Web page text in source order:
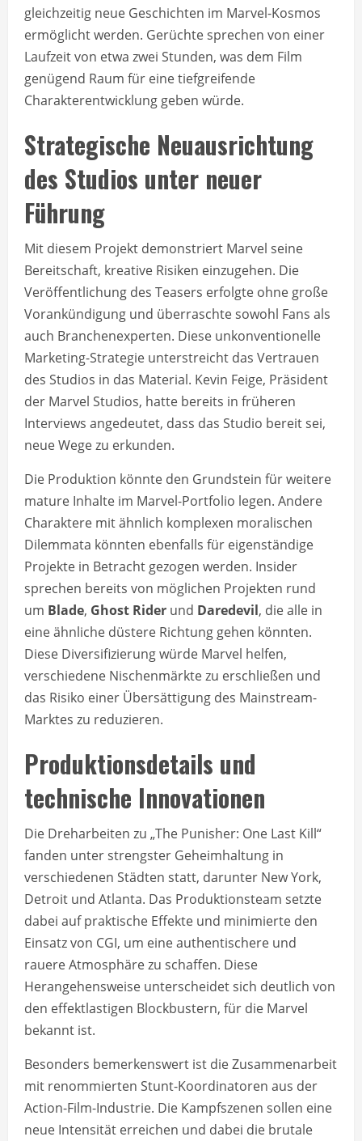
gleichzeitig neue Geschichten im Marvel-Kosmos
ermöglicht werden. Gerüchte sprechen von einer
Laufzeit von etwa zwei Stunden, was dem Film
genügend Raum für eine tiefgreifende
Charakterentwicklung geben würde.
Strategische Neuausrichtung
des Studios unter neuer
Führung
Mit diesem Projekt demonstriert Marvel seine
Bereitschaft, kreative Risiken einzugehen. Die
Veröffentlichung des Teasers erfolgte ohne große
Vorankündigung und überraschte sowohl Fans als
auch Branchenexperten. Diese unkonventionelle
Marketing-Strategie unterstreicht das Vertrauen
des Studios in das Material. Kevin Feige, Präsident
der Marvel Studios, hatte bereits in früheren
Interviews angedeutet, dass das Studio bereit sei,
neue Wege zu erkunden.
Die Produktion könnte den Grundstein für weitere
mature Inhalte im Marvel-Portfolio legen. Andere
Charaktere mit ähnlich komplexen moralischen
Dilemmata könnten ebenfalls für eigenständige
Projekte in Betracht gezogen werden. Insider
sprechen bereits von möglichen Projekten rund
um Blade, Ghost Rider und Daredevil, die alle in
eine ähnliche düstere Richtung gehen könnten.
Diese Diversifizierung würde Marvel helfen,
verschiedene Nischenmärkte zu erschließen und
das Risiko einer Übersättigung des Mainstream-
Marktes zu reduzieren.
Produktionsdetails und
technische Innovationen
Die Dreharbeiten zu „The Punisher: One Last Kill“
fanden unter strengster Geheimhaltung in
verschiedenen Städten statt, darunter New York,
Detroit und Atlanta. Das Produktionsteam setzte
dabei auf praktische Effekte und minimierte den
Einsatz von CGI, um eine authentischere und
rauere Atmosphäre zu schaffen. Diese
Herangehensweise unterscheidet sich deutlich von
den effektlastigen Blockbustern, für die Marvel
bekannt ist.
Besonders bemerkenswert ist die Zusammenarbeit
mit renommierten Stunt-Koordinatoren aus der
Action-Film-Industrie. Die Kampfszenen sollen eine
neue Intensität erreichen und dabei die brutale